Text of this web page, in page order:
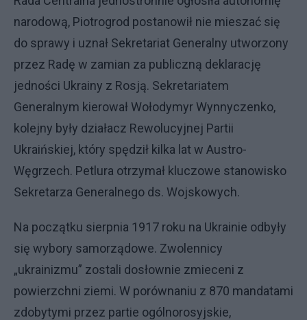
narodową, Piotrogrod postanowił nie mieszać się
do sprawy i uznał Sekretariat Generalny utworzony
przez Radę w zamian za publiczną deklarację
jedności Ukrainy z Rosją. Sekretariatem
Generalnym kierował Wołodymyr Wynnyczenko,
kolejny były działacz Rewolucyjnej Partii
Ukraińskiej, który spędził kilka lat w Austro-
Węgrzech. Petlura otrzymał kluczowe stanowisko
Sekretarza Generalnego ds. Wojskowych.
Na początku sierpnia 1917 roku na Ukrainie odbyły
się wybory samorządowe. Zwolennicy
„ukrainizmu” zostali dosłownie zmieceni z
powierzchni ziemi. W porównaniu z 870 mandatami
zdobytymi przez partie ogólnorosyjskie,